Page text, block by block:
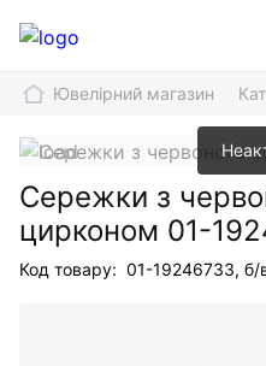
Ювелірний магазин
Сережки з
цирконом 01-
Код товару: 01-19246733, б/